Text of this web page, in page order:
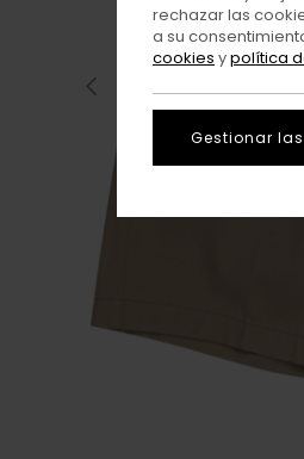
rechazar las
a su
cookies ypolítica
Gestionar